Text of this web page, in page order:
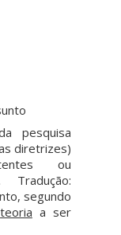
pesquisa
diretrizes)
ou
Tradução:
segundo
teoria a ser